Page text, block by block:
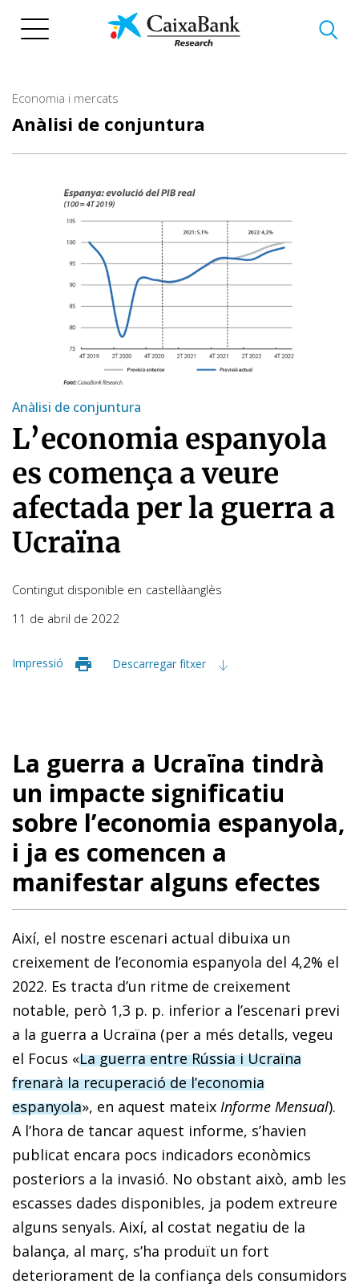
Economia i mercats
Anàlisi de conjuntura
Anàlisi de conjuntura
L’economia espanyola
es comença a veure
afectada per la guerra a
Ucraïna
Contingut disponible en castellàanglès
11 de abril de 2022
Impressió Descarregar fitxer
La guerra a Ucraïna tindrà
un impacte significatiu
sobre l’economia espanyola,
i ja es comencen a
manifestar alguns efectes
Així, el nostre escenari actual dibuixa un
creixement de l’economia espanyola del 4,2% el
2022. Es tracta d’un ritme de creixement
notable, però 1,3 p. p. inferior a l’escenari previ
a la guerra a Ucraïna (per a més detalls, vegeu
el Focus «La guerra entre Rússia i Ucraïna
frenarà la recuperació de l’economia
espanyola», en aquest mateix Informe Mensual).
A l’hora de tancar aquest informe, s’havien
publicat encara pocs indicadors econòmics
posteriors a la invasió. No obstant això, amb les
escasses dades disponibles, ja podem extreure
alguns senyals. Així, al costat negatiu de la
balança, al març, s’ha produït un fort
deteriorament de la confiança dels consumidors